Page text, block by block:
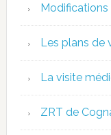
Modifications
Les plans de
La visite
ZRT de